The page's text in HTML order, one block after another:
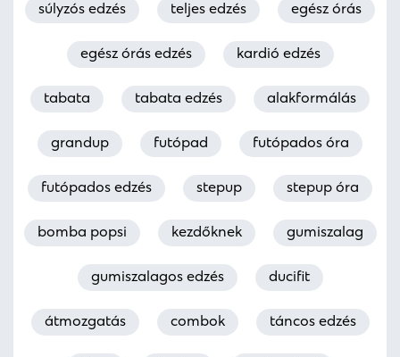
súlyzós edzés teljes edzés egész órás
egész órás edzés kardió edzés
tabata tabata edzés alakformálás
grandup futópad futópados óra
futópados edzés stepup stepup óra
bomba popsi kezdőknek gumiszalag
gumiszalagos edzés ducifit
átmozgatás combok táncos edzés